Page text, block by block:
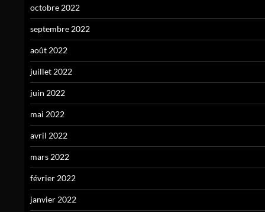
octobre 2022
septembre 2022
août 2022
juillet 2022
juin 2022
mai 2022
avril 2022
mars 2022
février 2022
janvier 2022